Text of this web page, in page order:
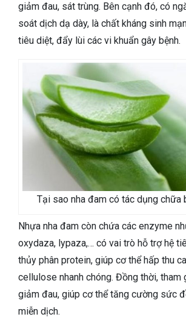
giảm đau, sát trùng. Bên cạnh đó, có
soát dịch dạ dày, là chất kháng sinh
tiêu diệt, đẩy lùi các vi khuẩn gây bệnh.
Tại sao nha đam có tác dụng chữa
Nhựa nha đam còn chứa các enzyme
oxydaza, lypaza,… có vai trò hỗ trợ hệ
thủy phân protein, giúp cơ thể hấp thu
cellulose nhanh chóng. Đồng thời, tham
giảm đau, giúp cơ thể tăng cường sức
miễn dịch.